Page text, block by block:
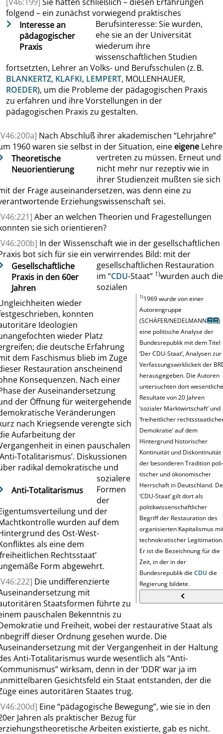
folgend –
Interesse an
pädagogischer
Praxis
ein zunächst vorwiegend praktisches
Berufsinteresse: Sie wurden,
ehe sie an der Universität
wiederum ihre
wissenschaftlichen Studien
fortsetzten, Lehrer an Volks- und Berufsschulen (z. B.
BLANKERTZ, KLAFKI, LEMPERT, MOLLENHAUER,
ROEDER), um die Probleme der pädagogischen Praxis
zu erfahren und ihre Vorstellungen in der
pädagogischen Praxis zu gestalten.
Nach Abschluß ihrer akademischen “Lehrjahre”
1960waren
Theoretische
Neuorientierung
sie selbst in der Situation, eine eigeneLehre
vertreten zu müssen. Erneut und
nicht mehr nur rezeptiv wie in
ihrer Studienzeit mußten sie sich
der Frage auseinandersetzen, was denn eine zu
Erziehungswissenschaft sei.
Aber an welchen Theorien und Fragestellungen
sie sich orientieren?
In derWissenschaft wie in der gesellschaftlichen
bot
Gesellschaftliche
Praxis in den 60er
Jahren
sich für sieein verwirrendes Bild: mitder
gesellschaftlichen Restauration
im“CDU-Staat” 1)
1)1969 wurde von einer
Autorengruppe
(SCHÄFER/NEDELMANN
)
eine politische Analyse der
Bundesrepublik mit dem Titel
‘Der CDU-Staat’, Analysen zur
Verfassungswirklickeit der
herausgegeben. Die Autoren
untersuchten dort wesentliche
Resultate von 20 Jahren
‘sozialer Marktwirtschaft’und
‘freiheitlicher
Demokratie’auf dem
Hintergrund historischer
Kontinuität und Diskontinuität
der besonderen Tradition poli­
tischer und ökonomischer
Herrschaft in Deutschland.
‘CDU-Staat’gilt dort als
politikwissenschaftlicher
Begriff der Restauration des
organisierten Kapitalismus
technokratischer Legitimation.
Er ist die Bezeichnung für die
Zeit, in der in der
Bundesrepublik dieCDU die
Regierung bildete.
wurden auch die
sozialen
wieder
, konnten
Ideologien
wieder Platz
; die deutsche Erfahrung
dem Faschismus blieb im Zuge
Restauration anscheinend
Konsequenzen. Nach einer
der Auseinandersetzung
der Öffnung für weitergehende
Veränderungen
nach Kriegsende verengte sich
Aufarbeitung der
in einen pauschalen
Totalitarismus’. Diskussionen
radikal
Anti-Totalitarismus
demokratische und
sozialere
Formen
der
und der
wurden auf dem
des Ost-West-
als eine dem
Rechtsstaat’
Form abgewehrt.
Die undifferenzierte
mit
Staatsformen führte zu
pauschalen Bekenntnis zu
und Freiheit, wobei der restaurative Staat als
dieser Ordnung gesehen wurde. Die
mit der Vergangenheit in der Haltung
Anti-Totalitarismus wurde wesentlich als “Anti-
”wirksam, denn in der‘DDR’war ja im
Gesichtsfeld ein Staat entstanden, der die
eines autoritären Staates trug.
Eine“pädagogische Bewegung”, wie sie in den
Jahren als praktischer Bezug für
Arbeiten existierte, gab es nicht.